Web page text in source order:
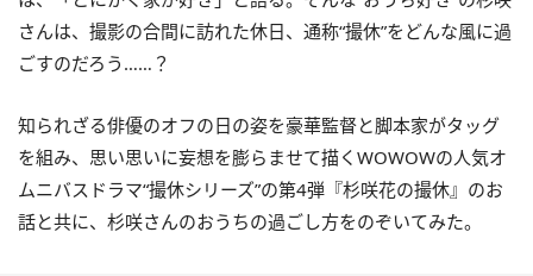
さんは、撮影の合間に訪れた休日、通称“撮休”をどんな風に過
ごすのだろう……？
知られざる俳優のオフの日の姿を豪華監督と脚本家がタッグ
を組み、思い思いに妄想を膨らませて描くWOWOWの人気オ
ムニバスドラマ“撮休シリーズ”の第4弾『杉咲花の撮休』のお
話と共に、杉咲さんのおうちの過ごし方をのぞいてみた。